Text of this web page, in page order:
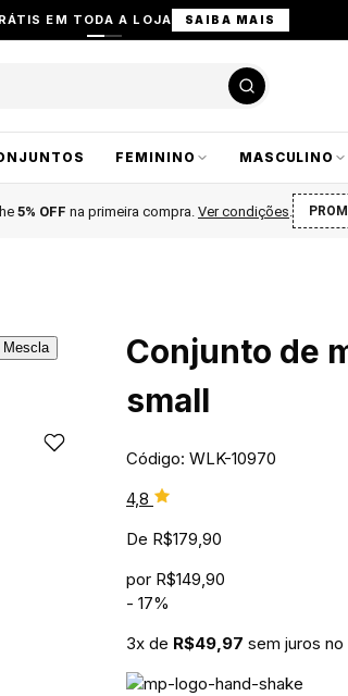
EM TODA A LOJA SAIBA MAIS
FEMININO MASCULINO
5% OFF na primeira compra Ver condições
Conjunto de
small
Código: WLK-10970
4,8
De R$179,90
por R$149,90
- 17%
3x de R$49,97 sem juros no